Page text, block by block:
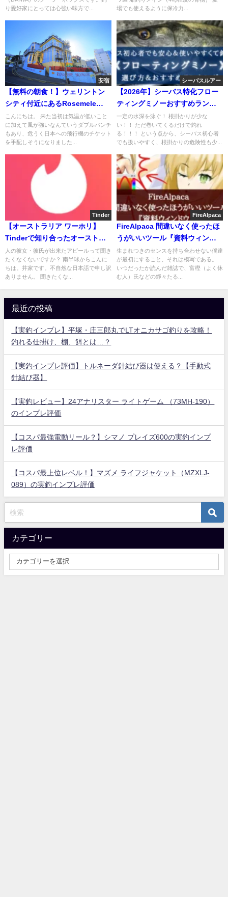
り愛好家にとっては心強い味方で...
場でも使えるように保冷力...
安宿
【無料の朝食！】ウェリントン
シティ付近にあるRosemele
Backpackerに泊まってきたので
【レビュー】
こんにちは。 来た当初は気温が低いこと
に加えて風が強いなんていうダブルパンチ
もあり、危うく日本への飛行機のチケット
を手配しそうになりました...
シーバスルアー
【2026年】シーバス特化フロー
ティングミノーおすすめランキ
ング15【コスパ最強！】
一定の水深を泳ぐ！ 根掛かりが少な
い！！ ただ巻いてくるだけで釣れ
る！！！ という点から、シーバス初心者
でも扱いやすく、根掛かりの危険性も少...
Tinder
【オーストラリア ワーホリ】
Tinderで知り合ったオーストラ
リア人女性と会ってきた Part 1
人の彼女・彼氏が出来たアピールって聞き
たくなくないですか？ 南半球からこんに
ちは。井家です。不自然な日本語で申し訳
ありません。 聞きたくな...
FireAlpaca
FireAlpaca 間違いなく使ったほ
うがいいツール『資料ウィンド
ウ』！！！
生まれつきのセンスを持ち合わせない僕達
が最初にすること、それは模写である。
いつだったか読んだ雑誌で、富樫（よく休
む人）氏などの錚々たる...
最近の投稿
【実釣インプレ】平塚・庄三郎丸でLTオニカサゴ釣りを攻略！
釣れる仕掛け、棚、餌とは…？
【実釣インプレ評価】トルネーダ針結び器は使える？【手動式
針結び器】
【実釣レビュー】24アナリスター ライトゲーム （73MH-190）
のインプレ評価
【コスパ最強電動リール？】シマノ プレイズ600の実釣インプ
レ評価
【コスパ最上位レベル！】マズメ ライフジャケット（MZXLJ-
089）の実釣インプレ評価
カテゴリー